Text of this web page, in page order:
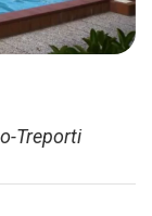
Treporti